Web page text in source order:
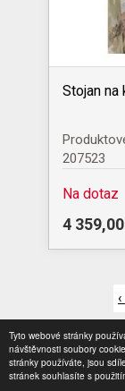
Tyto webové stránky
návštěvnosti soubory
stránky používáte, jsou
stránek souhlasíte s
Stojan na
207523
Na dotaz
4